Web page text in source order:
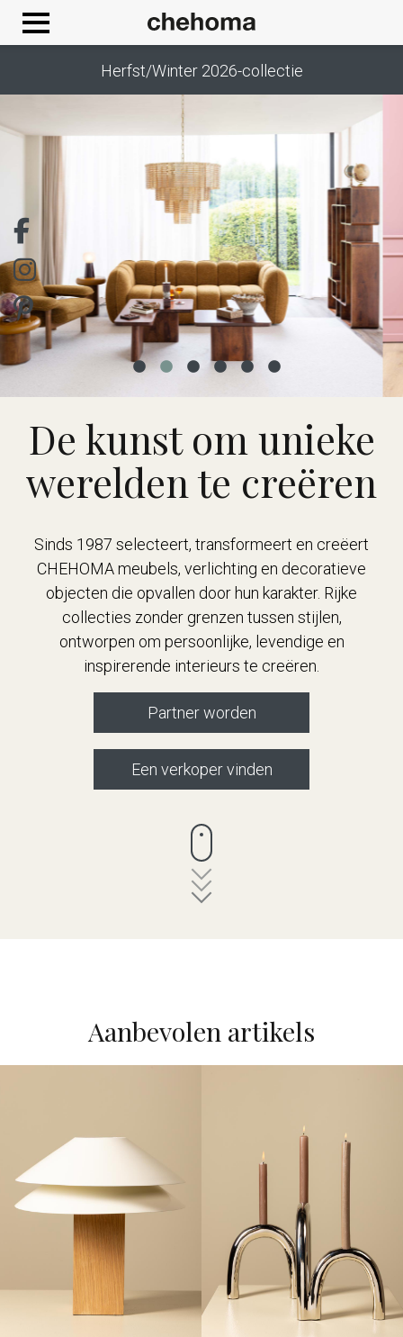
Herfst/Winter 2026-collectie
De kunst om unieke
werelden te creëren
Sinds 1987 selecteert, transformeert en creëert
CHEHOMA meubels, verlichting en decoratieve
objecten die opvallen door hun karakter. Rijke
collecties zonder grenzen tussen stijlen,
ontworpen om persoonlijke, levendige en
inspirerende interieurs te creëren.
Partner worden
Een verkoper vinden
Aanbevolen artikels
Cookies beheer paneel